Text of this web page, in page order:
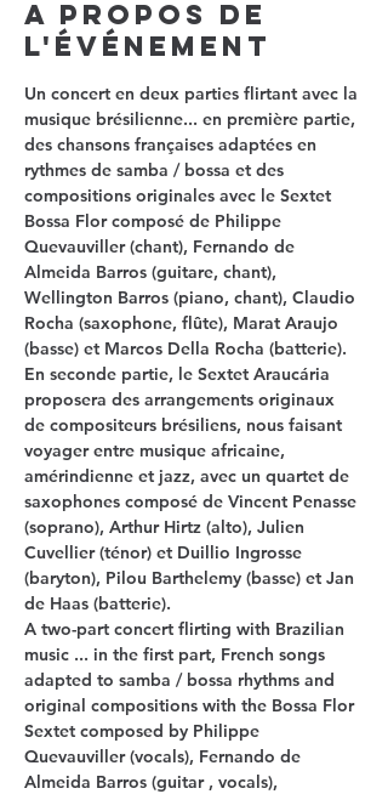
A propos de
l'événement
Un concert en deux parties flirtant avec la
musique brésilienne... en première partie,
des chansons françaises adaptées en
rythmes de samba / bossa et des
compositions originales avec le Sextet
Bossa Flor composé de Philippe
Quevauviller (chant), Fernando de
Almeida Barros (guitare, chant),
Wellington Barros (piano, chant), Claudio
Rocha (saxophone, flûte), Marat Araujo
(basse) et Marcos Della Rocha (batterie).
En seconde partie, le Sextet Araucária
proposera des arrangements originaux
de compositeurs brésiliens, nous faisant
voyager entre musique africaine,
amérindienne et jazz, avec un quartet de
saxophones composé de Vincent Penasse
(soprano), Arthur Hirtz (alto), Julien
Cuvellier (ténor) et Duillio Ingrosse
(baryton), Pilou Barthelemy (basse) et Jan
A two-part concert flirting with Brazilian
music ... in the first part, French songs
adapted to samba / bossa rhythms and
original compositions with the Bossa Flor
Sextet composed by Philippe
Quevauviller (vocals), Fernando de
Almeida Barros (guitar , vocals),